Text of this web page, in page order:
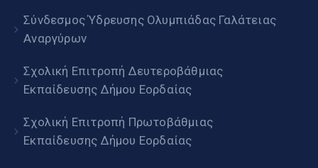
Σύνδεσμος Ύδρευσης Ολυμπιάδας Γαλάτειας
Αναργύρων
Σχολική Επιτροπή Δευτεροβάθμιας
Εκπαίδευσης Δήμου Εορδαίας
Σχολική Επιτροπή Πρωτοβάθμιας
Εκπαίδευσης Δήμου Εορδαίας